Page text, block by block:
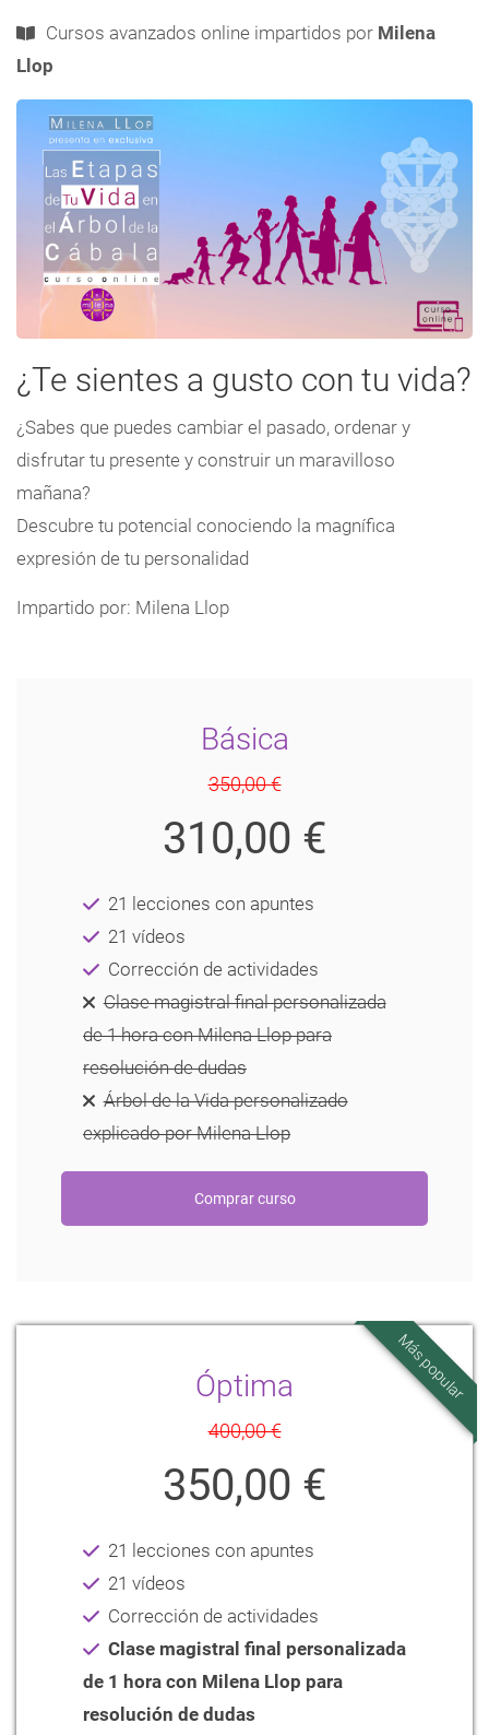
Cursos avanzados online impartidos por Milena
Llop
¿Te sientes a gusto con tu vida?
¿Sabes que puedes cambiar el pasado, ordenar y
disfrutar tu presente y construir un maravilloso
mañana?
Descubre tu potencial conociendo la magnífica
expresión de tu personalidad
Impartido por: Milena Llop
Básica
350,00 €
310,00 €
21 lecciones con apuntes
21 vídeos
Corrección de actividades
Clase magistral final personalizada
de 1 hora con Milena Llop para
resolución de dudas
Árbol de la Vida personalizado
explicado por Milena Llop
Óptima Más popular
400,00 €
350,00 €
21 lecciones con apuntes
21 vídeos
Corrección de actividades
Clase magistral final personalizada
de 1 hora con Milena Llop para
resolución de dudas